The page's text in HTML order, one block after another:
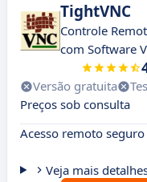
TightVNC
Controle
com Software
Versão gratuita
Preços sob consulta
Acesso remoto
Veja mais